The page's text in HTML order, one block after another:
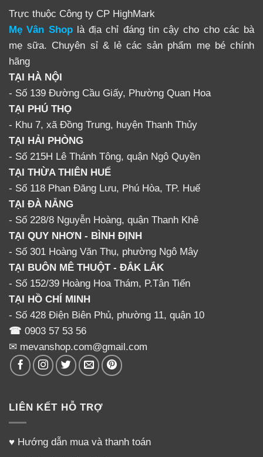
Trong thành phần của 1 viên Pregnacare Breastfeeding
màu vàng có chứa đầy đủ các dưỡng chất sau: 600mcg
Omega-3 Fish Oil cung cấp 300mg DHA (
Docosahexaenoic Axid) và 60mg EPA
(Eicosapentaenoic Axid)
quả cho mẹ sau sinh
Trực thuộc Công ty CP HighMark
Mẹ Vân Shoplà địa chỉ đáng tin cậy cho cho các bà
mẹ sữa. Chuyên sỉ & lẻ các sản phẩm mẹ bé chính
hãng
TẠI HÀ NỘI
- Số 139 Đường Cầu Giấy, Phường Quan Hoa
TẠI PHÚ THỌ
- Khu 7, xã Đồng Trung, huyện Thanh Thủy
TẠI HẢI PHÒNG
- Số 215H Lê Thánh Tông, quận Ngô Quyền
TẠI THỪA THIÊN HUẾ
- Số 118 Phan Đăng Lưu, Phú Hòa, TP. Huế
TẠI ĐÀ NẴNG
- Số 228/8 Nguyễn Hoàng, quận Thanh Khê
TẠI QUY NHƠN - BÌNH ĐỊNH
- Số 301 Hoàng Văn Thụ, phường Ngô Mây
TẠI BUÔN MÊ THUỘT - ĐẮK LẮK
- Số 152/39 Hoàng Hoa Thám, P.Tân Tiến
TẠI HỒ CHÍ MINH
- Số 428 Điện Biên Phủ, phường 11, quận 10
☎ 0903 57 53 56
✉ mevanshop.com@gmail.com
LIÊN KẾT HỖ TRỢ
♥ Hướng dẫn mua và thanh toán